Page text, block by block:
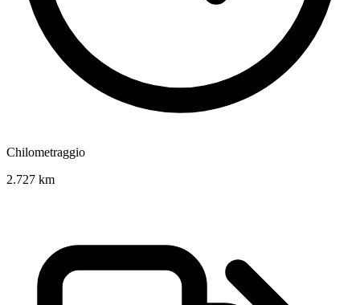
Chilometraggio
2.727 km